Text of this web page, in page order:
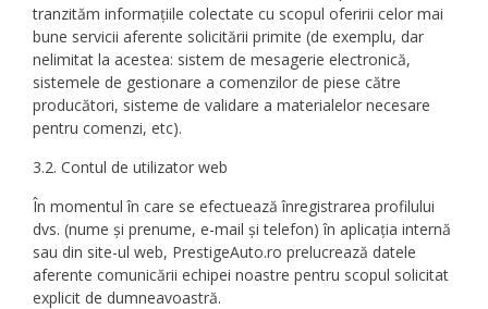
tranzităm informațiile colectate cu scopul oferirii celor mai
bune servicii aferente solicitării primite (de exemplu, dar
nelimitat la acestea: sistem de mesagerie electronică,
sistemele de gestionare a comenzilor de piese către
producători, sisteme de validare a materialelor necesare
pentru comenzi, etc).
3.2. Contul de utilizator web
În momentul în care se efectuează înregistrarea profilului
dvs. (nume și prenume, e-mail și telefon) în aplicația internă
sau din site-ul web, PrestigeAuto.ro prelucrează datele
aferente comunicării echipei noastre pentru scopul solicitat
explicit de dumneavoastră.